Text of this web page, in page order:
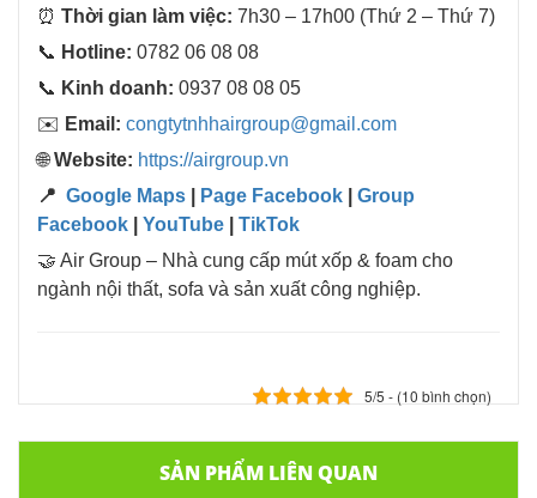
⏰ Thời gian làm việc: 7h30 – 17h00 (Thứ 2 – Thứ 7)
📞 Hotline: 0782 06 08 08
📞 Kinh doanh: 0937 08 08 05
✉️ Email: congtytnhhairgroup@gmail.com
🌐Website: https://airgroup.vn
📍 Google Maps Page Facebook
Group
Facebook
YouTube
TikTok
🤝 Air Group – Nhà cung cấp mút xốp & foam cho
ngành nội thất, sofa và sản xuất công nghiệp.
5/5 - (10 bình chọn)
SẢN PHẨM LIÊN QUAN